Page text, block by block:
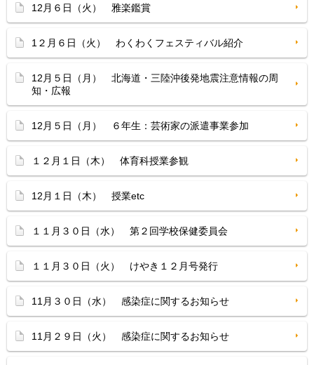
12月６日（火） 雅楽鑑賞
1２月６日（火） わくわくフェスティバル紹介
12月５日（月） 北海道・三陸沖後発地震注意情報の周
知・広報
12月５日（月） ６年生：芸術家の派遣事業参加
１２月１日（木） 体育科授業参観
12月１日（木） 授業etc
１１月３０日（水） 第２回学校保健委員会
１１月３０日（火） けやき１２月号発行
11月３０日（水） 感染症に関するお知らせ
11月２９日（火） 感染症に関するお知らせ